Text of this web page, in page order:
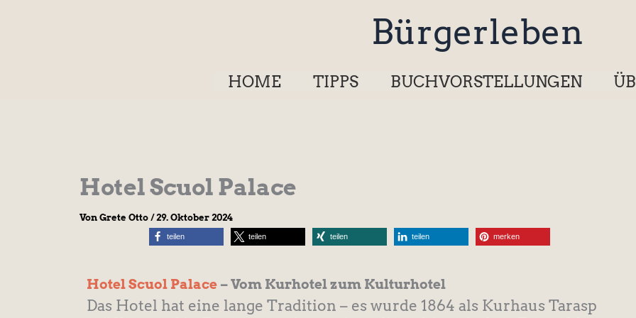
Bürgerleben
HOME TIPPS BUCHVORSTELLUNGEN
Hotel Scuol Palace
Von Grete Otto /29. Oktober 2024
teilen teilen teilen teilen merken
Hotel Scuol Palace – Vom Kurhotel zum Kulturhotel
Das Hotel hat eine lange Tradition – es wurde 1864 als Kurhaus Tarasp